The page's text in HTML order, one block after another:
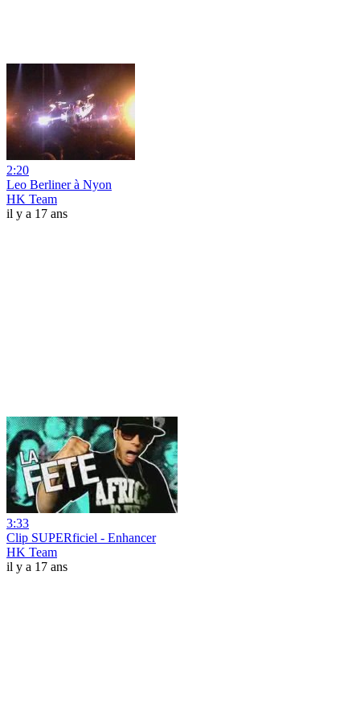
2:20
Leo Berliner à Nyon
HK Team
il y a 17 ans
3:33
Clip SUPERficiel - Enhancer
HK Team
il y a 17 ans